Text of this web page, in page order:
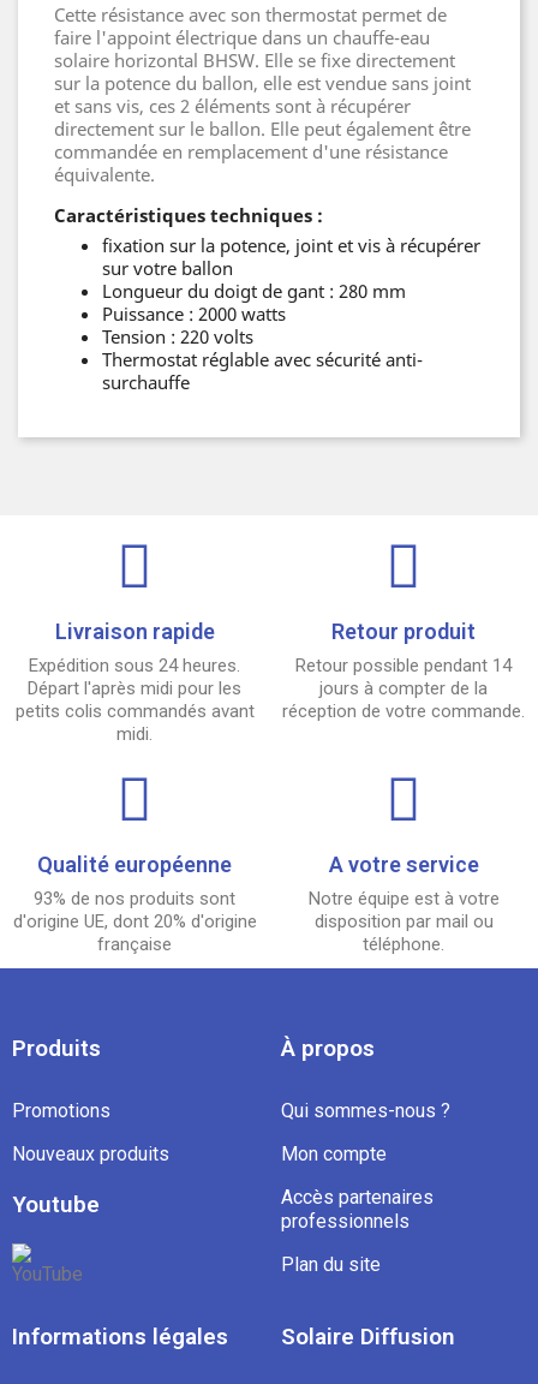
Cette résistance avec son thermostat permet de
faire l'appoint électrique dans un chauffe-eau
solaire horizontal BHSW. Elle se fixe directement
sur la potence du ballon, elle est vendue sans joint
et sans vis, ces 2 éléments sont à récupérer
directement sur le ballon. Elle peut également être
commandée en remplacement d'une résistance
équivalente.
Caractéristiques techniques :
fixation sur la potence, joint et vis à récupérer
sur votre ballon
Longueur du doigt de gant : 280 mm
Puissance : 2000 watts
Tension : 220 volts
Thermostat réglable avec sécurité anti-
surchauffe
Livraison rapide
Expédition sous 24 heures.
Départ l'après midi pour les
petits colis commandés avant
midi.
Retour produit
Retour possible pendant 14
jours à compter de la
réception de votre commande.
Qualité européenne
93% de nos produits sont
d'origine UE, dont 20% d'origine
française
A votre service
Notre équipe est à votre
disposition par mail ou
téléphone.
Produits
Promotions
Nouveaux produits
Youtube
À propos
Qui sommes-nous ?
Mon compte
Accès partenaires
professionnels
Plan du site
Informations légales Solaire Diffusion